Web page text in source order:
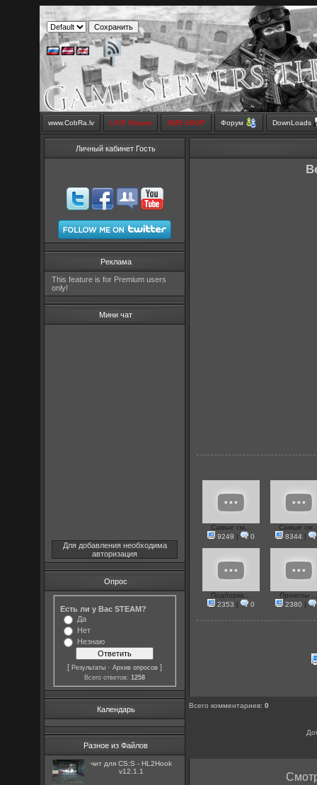
www.CobRa.lv LIVE Stream SMS SHOP Форум DownLoads
Личный кабинет Гость
Реклама
This feature is for Premium users
only!
Мини чат
Для добавления необходима
авторизация
Опрос
Есть ли у Вас STEAM?
Да
Нет
Незнаю
[Результаты ·Архив опросов ]
Всего ответов:1258
Календарь
Разное из Файлов
чит для CS:S - HL2Hook
v12.1.1
Самые см...
9249 | 0
Самые
8344|
Подборка...
2353 | 0
Приколы
2380 |
Всего комментариев:0